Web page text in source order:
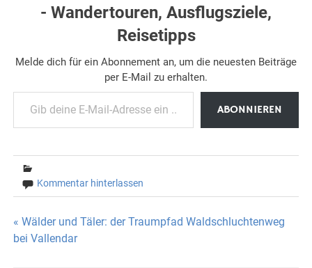
- Wandertouren, Ausflugsziele,
Reisetipps
Melde dich für ein Abonnement an, um die neuesten Beiträge
per E-Mail zu erhalten.
Gib deine E-Mail-Adresse ein ...
ABONNIEREN
Kommentar hinterlassen
Beitragsnavigation
« Wälder und Täler: der Traumpfad Waldschluchtenweg
bei Vallendar